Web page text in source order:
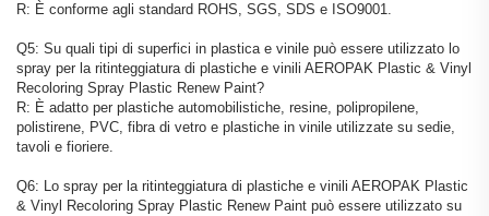
R: È conforme agli standard ROHS, SGS, SDS e ISO9001.
Q5: Su quali tipi di superfici in plastica e vinile può essere utilizzato lo
spray per la ritinteggiatura di plastiche e vinili AEROPAK Plastic & Vinyl
Recoloring Spray Plastic Renew Paint?
R: È adatto per plastiche automobilistiche, resine, polipropilene,
polistirene, PVC, fibra di vetro e plastiche in vinile utilizzate su sedie,
tavoli e fioriere.
Q6: Lo spray per la ritinteggiatura di plastiche e vinili AEROPAK Plastic
& Vinyl Recoloring Spray Plastic Renew Paint può essere utilizzato su